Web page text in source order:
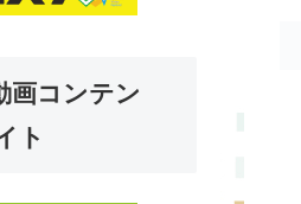
画コンテン
ト